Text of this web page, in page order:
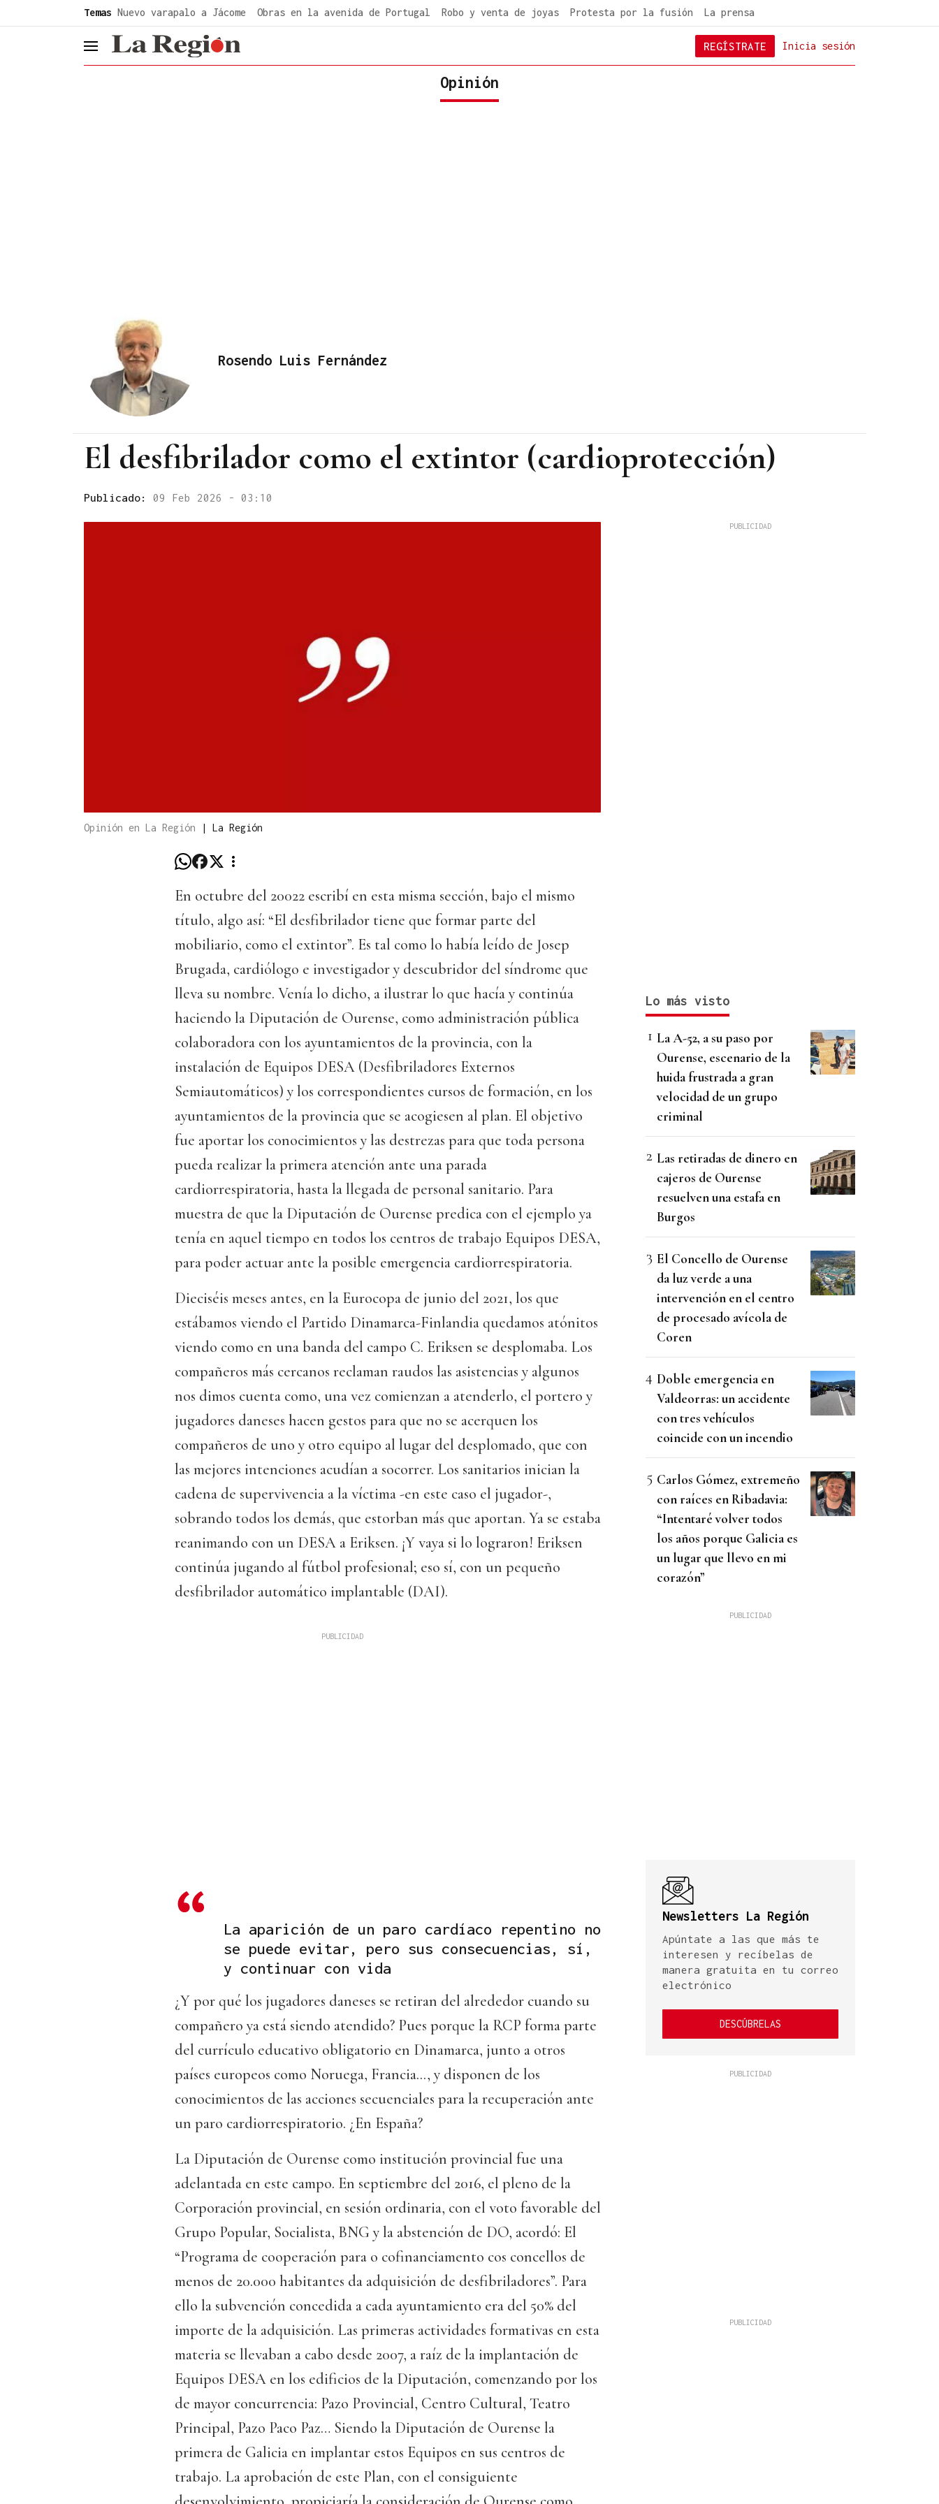
Temas Nuevo varapalo a Jácome Obras en la avenida de Portugal Robo y venta de joyas Protesta por la fusión La prensa
header.menu.open Inicia sesión
REGÍSTRATE
Opinión
Rosendo Luis Fernández
El desfibrilador como el extintor (cardioprotección)
Publicado: 09 Feb 2026 - 03:10
Opinión en La Región | La Región
En octubre del 20022 escribí en esta misma sección, bajo el mismo
título, algo así: “El desfibrilador tiene que formar parte del
mobiliario, como el extintor”. Es tal como lo había leído de Josep
Brugada, cardiólogo e investigador y descubridor del síndrome que
lleva su nombre. Venía lo dicho, a ilustrar lo que hacía y continúa
haciendo la Diputación de Ourense, como administración pública
colaboradora con los ayuntamientos de la provincia, con la
instalación de Equipos DESA (Desfibriladores Externos
Semiautomáticos) y los correspondientes cursos de formación, en los
ayuntamientos de la provincia que se acogiesen al plan. El objetivo
fue aportar los conocimientos y las destrezas para que toda persona
pueda realizar la primera atención ante una parada
cardiorrespiratoria, hasta la llegada de personal sanitario. Para
muestra de que la Diputación de Ourense predica con el ejemplo ya
tenía en aquel tiempo en todos los centros de trabajo Equipos DESA,
para poder actuar ante la posible emergencia cardiorrespiratoria.
Dieciséis meses antes, en la Eurocopa de junio del 2021, los que
estábamos viendo el Partido Dinamarca-Finlandia quedamos atónitos
viendo como en una banda del campo C. Eriksen se desplomaba. Los
compañeros más cercanos reclaman raudos las asistencias y algunos
nos dimos cuenta como, una vez comienzan a atenderlo, el portero y
jugadores daneses hacen gestos para que no se acerquen los
compañeros de uno y otro equipo al lugar del desplomado, que con
las mejores intenciones acudían a socorrer. Los sanitarios inician la
cadena de supervivencia a la víctima -en este caso el jugador-,
sobrando todos los demás, que estorban más que aportan. Ya se estaba
reanimando con un DESA a Eriksen. ¡Y vaya si lo lograron! Eriksen
continúa jugando al fútbol profesional; eso sí, con un pequeño
desfibrilador automático implantable (DAI).
La aparición de un paro cardíaco repentino no
se puede evitar, pero sus consecuencias, sí,
y continuar con vida
¿Y por qué los jugadores daneses se retiran del alrededor cuando su
compañero ya está siendo atendido? Pues porque la RCP forma parte
del currículo educativo obligatorio en Dinamarca, junto a otros
países europeos como Noruega, Francia..., y disponen de los
conocimientos de las acciones secuenciales para la recuperación ante
un paro cardiorrespiratorio. ¿En España?
La Diputación de Ourense como institución provincial fue una
adelantada en este campo. En septiembre del 2016, el pleno de la
Corporación provincial, en sesión ordinaria, con el voto favorable del
Grupo Popular, Socialista, BNG y la abstención de DO, acordó: El
“Programa de cooperación para o cofinanciamento cos concellos de
menos de 20.000 habitantes da adquisición de desfibriladores”. Para
ello la subvención concedida a cada ayuntamiento era del 50% del
importe de la adquisición. Las primeras actividades formativas en esta
materia se llevaban a cabo desde 2007, a raíz de la implantación de
Equipos DESA en los edificios de la Diputación, comenzando por los
de mayor concurrencia: Pazo Provincial, Centro Cultural, Teatro
Principal, Pazo Paco Paz… Siendo la Diputación de Ourense la
primera de Galicia en implantar estos Equipos en sus centros de
trabajo. La aprobación de este Plan, con el consiguiente
Lo más visto
La A-52, a su paso por
Ourense, escenario de la
huida frustrada a gran
velocidad de un grupo
criminal
Las retiradas de dinero en
cajeros de Ourense
resuelven una estafa en
Burgos
El Concello de Ourense
da luz verde a una
intervención en el centro
de procesado avícola de
Coren
Doble emergencia en
Valdeorras: un accidente
con tres vehículos
coincide con un incendio
Carlos Gómez, extremeño
con raíces en Ribadavia:
“Intentaré volver todos
los años porque Galicia es
un lugar que llevo en mi
corazón”
Newsletters La Región
Apúntate a las que más te
interesen y recíbelas de
manera gratuita en tu correo
electrónico
DESCÚBRELAS